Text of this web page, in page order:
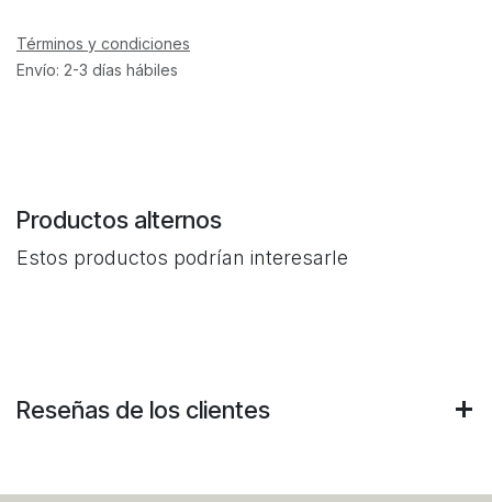
Términos y condiciones
Envío: 2-3 días hábiles
Productos alternos
Estos productos podrían interesarle
Reseñas de los clientes